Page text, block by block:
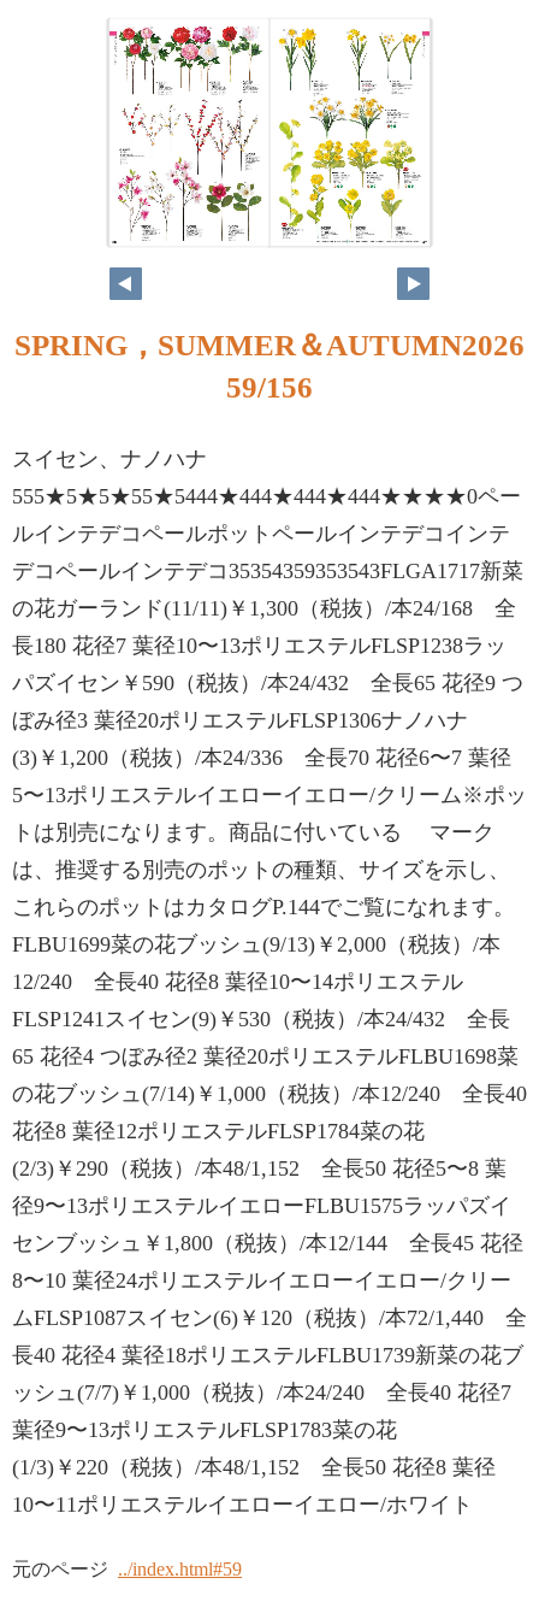
58 59
SPRING，SUMMER＆AUTUMN2026
59/156
スイセン、ナノハナ
555★5★5★55★5444★444★444★444★★★★0ペー
ルインテデコペールポットペールインテデコインテ
デコペールインテデコ35354359353543FLGA1717新菜
の花ガーランド(11/11)￥1,300（税抜）/本24/168 全
長180 花径7 葉径10〜13ポリエステルFLSP1238ラッ
パズイセン￥590（税抜）/本24/432 全長65 花径9 つ
ぼみ径3 葉径20ポリエステルFLSP1306ナノハナ
(3)￥1,200（税抜）/本24/336 全長70 花径6〜7 葉径
5〜13ポリエステルイエローイエロー/クリーム※ポッ
トは別売になります。商品に付いている マーク
は、推奨する別売のポットの種類、サイズを示し、
これらのポットはカタログP.144でご覧になれます。
FLBU1699菜の花ブッシュ(9/13)￥2,000（税抜）/本
12/240 全長40 花径8 葉径10〜14ポリエステル
FLSP1241スイセン(9)￥530（税抜）/本24/432 全長
65 花径4 つぼみ径2 葉径20ポリエステルFLBU1698菜
の花ブッシュ(7/14)￥1,000（税抜）/本12/240 全長40
花径8 葉径12ポリエステルFLSP1784菜の花
(2/3)￥290（税抜）/本48/1,152 全長50 花径5〜8 葉
径9〜13ポリエステルイエローFLBU1575ラッパズイ
センブッシュ￥1,800（税抜）/本12/144 全長45 花径
8〜10 葉径24ポリエステルイエローイエロー/クリー
ムFLSP1087スイセン(6)￥120（税抜）/本72/1,440 全
長40 花径4 葉径18ポリエステルFLBU1739新菜の花ブ
ッシュ(7/7)￥1,000（税抜）/本24/240 全長40 花径7
葉径9〜13ポリエステルFLSP1783菜の花
(1/3)￥220（税抜）/本48/1,152 全長50 花径8 葉径
10〜11ポリエステルイエローイエロー/ホワイト
元のページ ../index.html#59